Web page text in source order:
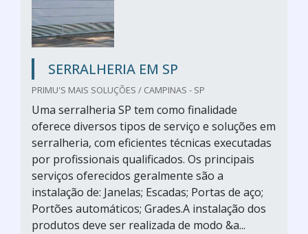
SERRALHERIA EM SP
PRIMU'S MAIS SOLUÇÕES / CAMPINAS - SP
Uma serralheria SP tem como finalidade
oferece diversos tipos de serviço e soluções em
serralheria, com eficientes técnicas executadas
por profissionais qualificados. Os principais
serviços oferecidos geralmente são a
instalação de: Janelas; Escadas; Portas de aço;
Portões automáticos; Grades.A instalação dos
produtos deve ser realizada de modo &a...